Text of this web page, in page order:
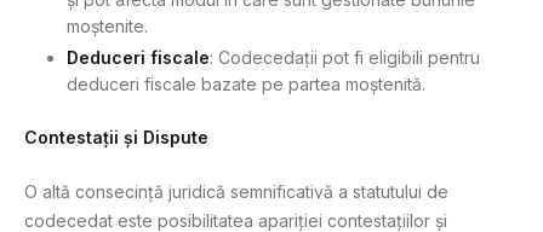
moștenite.
Deduceri fiscale: Codecedații pot fi eligibili pentru
deduceri fiscale bazate pe partea moștenită.
Contestații și Dispute
O altă consecință juridică semnificativă a statutului de
codecedat este posibilitatea apariției contestațiilor și